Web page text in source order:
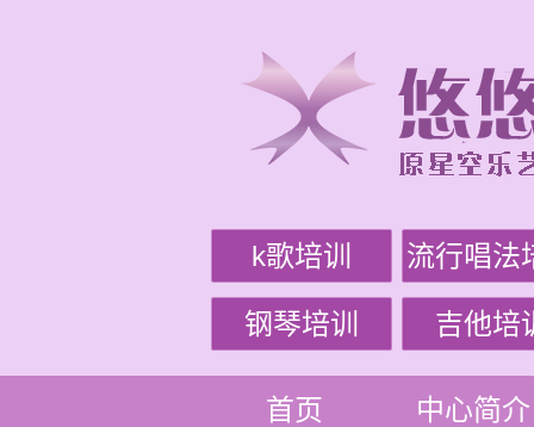
k歌培训 流行唱法
钢琴培训 吉他培
首页 中心简介